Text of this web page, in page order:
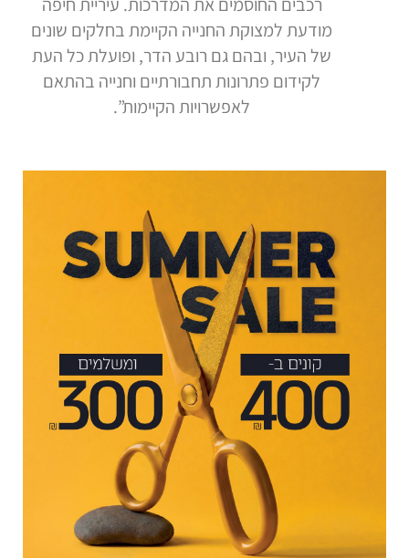
מודעת למצוקת החנייה הקיימת בחלקים שונים
של העיר, ובהם גם רובע הדר, ופועלת כל העת
לקידום פתרונות תחבורתיים וחנייה בהתאם
לאפשרויות הקיימות”.